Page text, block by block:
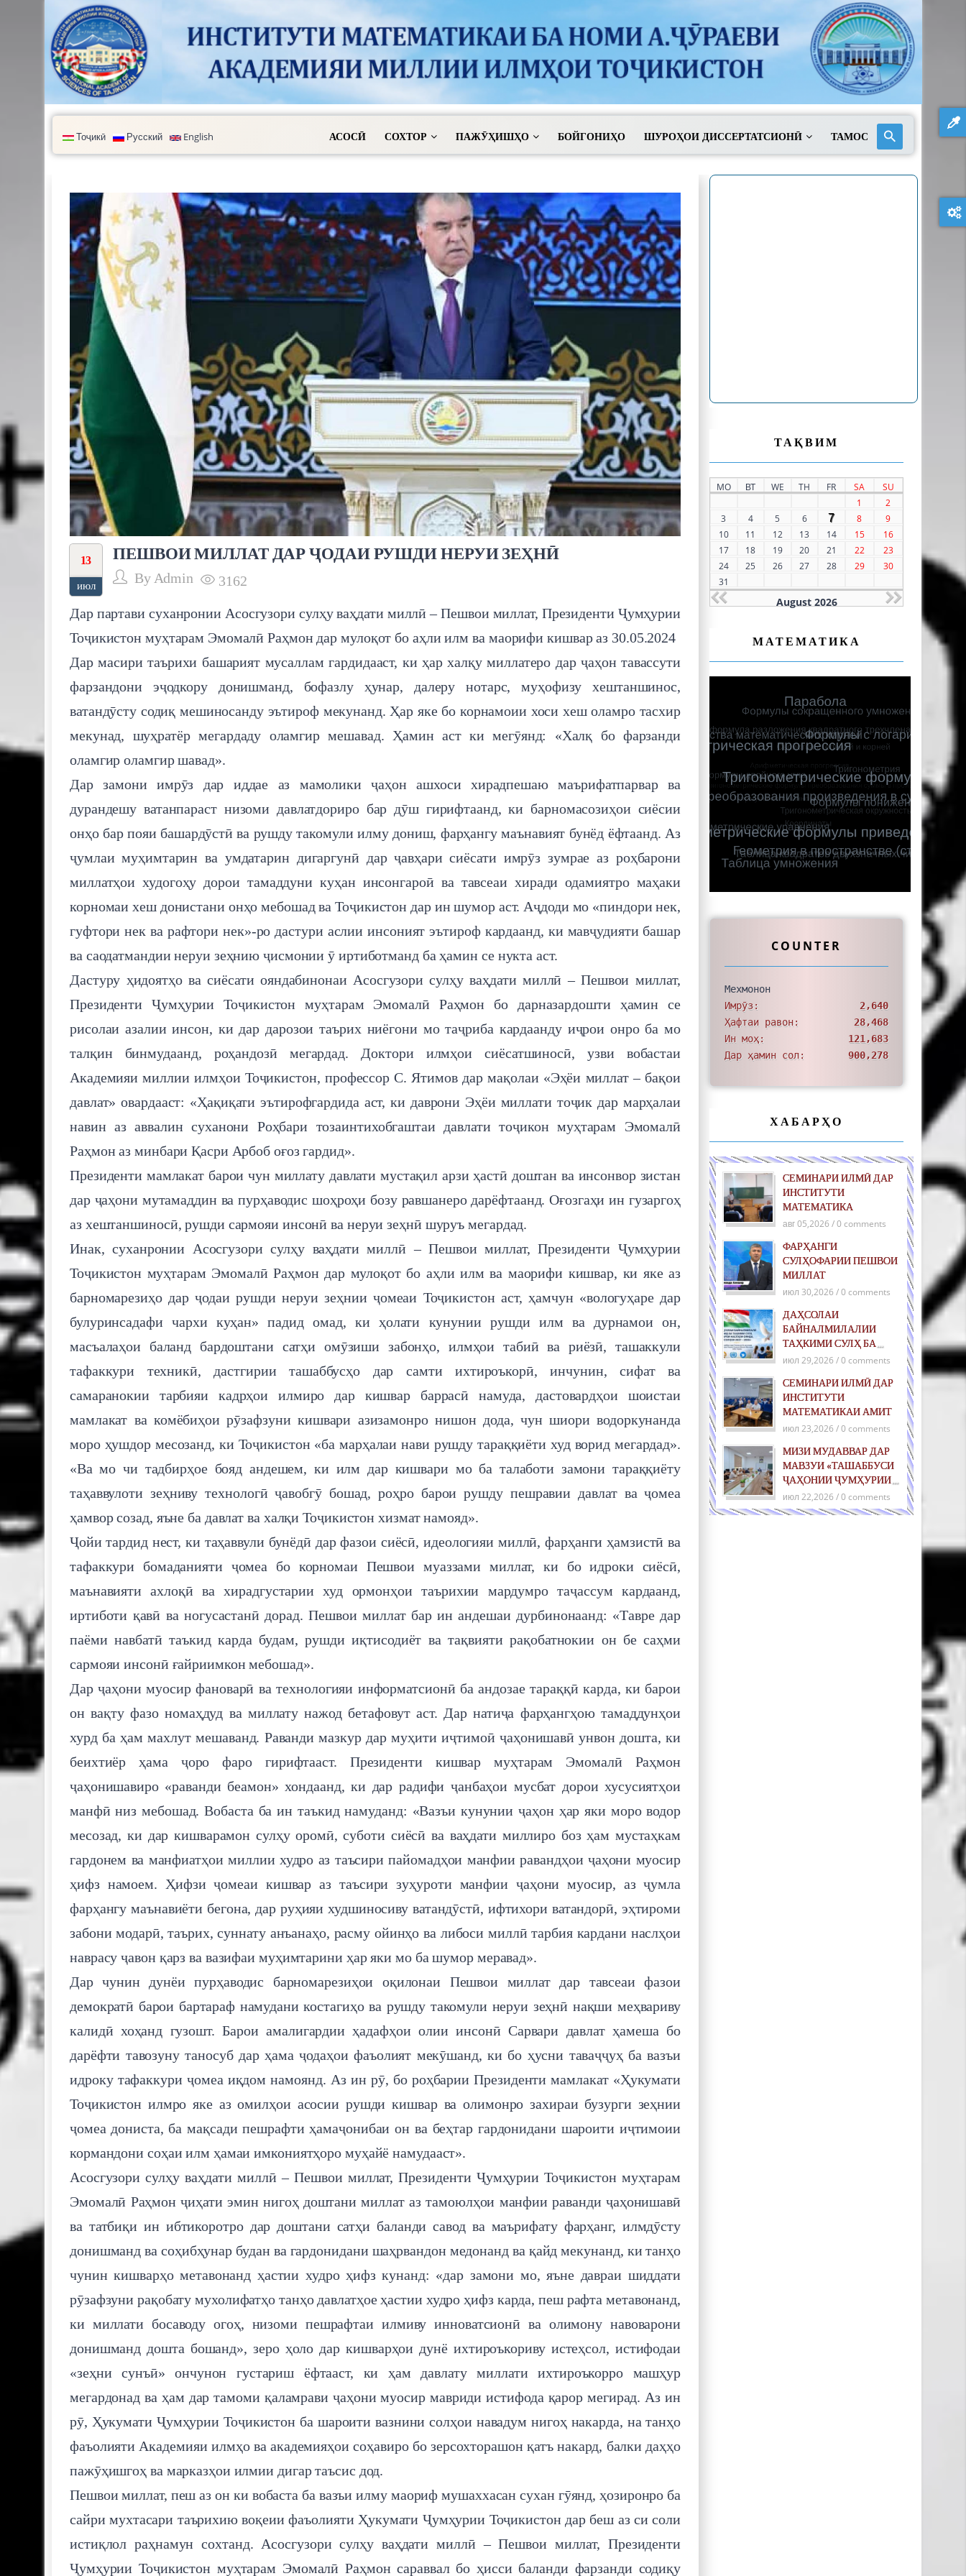
Перейти к основному содержанию
АСОСӢ СОХТОР ПАЖӮҲИШҲО БОЙГОНИҲО ШУРОҲОИ ДИССЕРТАТСИОНӢ ТАМОС
Тоҷикӣ Русский English
13
июл
ПЕШВОИ МИЛЛАТ ДАР ҶОДАИ РУШДИ НЕРУИ ЗЕҲНӢ
By Admin 3162
Дар партави суханронии Асосгузори сулҳу ваҳдати миллӣ – Пешвои миллат, Президенти Ҷумҳурии
Тоҷикистон муҳтарам Эмомалӣ Раҳмон дар мулоқот бо аҳли илм ва маорифи кишвар аз 30.05.2024
Дар масири таърихи башарият мусаллам гардидааст, ки ҳар халқу миллатеро дар ҷаҳон тавассути
фарзандони эҷодкору донишманд, бофазлу ҳунар, далеру нотарс, муҳофизу хештаншинос,
ватандӯсту содиқ мешиносанду эътироф мекунанд. Ҳар яке бо корнамоии хоси хеш оламро тасхир
мекунад, шуҳратёр мегардаду оламгир мешавад. Ҳамин аст ки мегӯянд: «Халқ бо фарзанди
оламгир оламгир шавад».
Дар замони имрӯз дар иддае аз мамолики ҷаҳон ашхоси хирадпешаю маърифатпарвар ва
дурандешу ватанпараст низоми давлатдориро бар дӯш гирифтаанд, ки барномасозиҳои сиёсии
онҳо бар пояи башардӯстӣ ва рушду такомули илму дониш, фарҳангу маънавият бунёд ёфтаанд. Аз
ҷумлаи муҳимтарин ва умдатарин дигаргунӣ дар ҷавҳари сиёсати имрӯз зумрае аз роҳбарони
миллатҳои худогоҳу дорои тамаддуни куҳан инсонгароӣ ва тавсеаи хиради одамиятро маҳаки
корномаи хеш донистани онҳо мебошад ва Тоҷикистон дар ин шумор аст. Аҷдоди мо «пиндори нек,
гуфтори нек ва рафтори нек»-ро дастури аслии инсоният эътироф кардаанд, ки мавҷудияти башар
ва саодатмандии неруи зеҳнию ҷисмонии ӯ иртиботманд ба ҳамин се нукта аст.
Дастуру ҳидоятҳо ва сиёсати ояндабинонаи Асосгузори сулҳу ваҳдати миллӣ – Пешвои миллат,
Президенти Ҷумҳурии Тоҷикистон муҳтарам Эмомалӣ Раҳмон бо дарназардошти ҳамин се
рисолаи азалии инсон, ки дар дарозои таърих ниёгони мо таҷриба кардаанду иҷрои онро ба мо
талқин бинмудаанд, роҳандозӣ мегардад. Доктори илмҳои сиёсатшиносӣ, узви вобастаи
Академияи миллии илмҳои Тоҷикистон, профессор С. Ятимов дар мақолаи «Эҳёи миллат – бақои
давлат» овардааст: «Ҳақиқати эътирофгардида аст, ки даврони Эҳёи миллати тоҷик дар марҳалаи
навин аз аввалин суханони Роҳбари тозаинтихобгаштаи давлати тоҷикон муҳтарам Эмомалӣ
Раҳмон аз минбари Қасри Арбоб оғоз гардид».
Президенти мамлакат барои чун миллату давлати мустақил арзи ҳастӣ доштан ва инсонвор зистан
дар ҷаҳони мутамаддин ва пурҳаводис шоҳроҳи бозу равшанеро дарёфтаанд. Оғозгаҳи ин гузаргоҳ
аз хештаншиносӣ, рушди сармояи инсонӣ ва неруи зеҳнӣ шуруъ мегардад.
Инак, суханронии Асосгузори сулҳу ваҳдати миллӣ – Пешвои миллат, Президенти Ҷумҳурии
Тоҷикистон муҳтарам Эмомалӣ Раҳмон дар мулоқот бо аҳли илм ва маорифи кишвар, ки яке аз
барномарезиҳо дар ҷодаи рушди неруи зеҳнии ҷомеаи Тоҷикистон аст, ҳамчун «вологуҳаре дар
булуринсадафи чархи куҳан» падид омад, ки ҳолати кунунии рушди илм ва дурнамои он,
масъалаҳои баланд бардоштани сатҳи омӯзиши забонҳо, илмҳои табиӣ ва риёзӣ, ташаккули
тафаккури техникӣ, дастгирии ташаббусҳо дар самти ихтироъкорӣ, инчунин, сифат ва
самаранокии тарбияи кадрҳои илмиро дар кишвар баррасӣ намуда, дастовардҳои шоистаи
мамлакат ва комёбиҳои рӯзафзуни кишвари азизамонро нишон дода, чун шиори водоркунанда
моро ҳушдор месозанд, ки Тоҷикистон «ба марҳалаи нави рушду тараққиёти худ ворид мегардад».
«Ва мо чи тадбирҳое бояд андешем, ки илм дар кишвари мо ба талаботи замони тараққиёту
таҳаввулоти зеҳниву технологӣ ҷавобгӯ бошад, роҳро барои рушду пешравии давлат ва ҷомеа
ҳамвор созад, яъне ба давлат ва халқи Тоҷикистон хизмат намояд».
Ҷойи тардид нест, ки таҳаввули бунёдӣ дар фазои сиёсӣ, идеологияи миллӣ, фарҳанги ҳамзистӣ ва
тафаккури бомаданияти ҷомеа бо корномаи Пешвои муаззами миллат, ки бо идроки сиёсӣ,
маънавияти ахлоқӣ ва хирадгустарии худ ормонҳои таърихии мардумро таҷассум кардаанд,
иртиботи қавӣ ва ногусастанӣ дорад. Пешвои миллат бар ин андешаи дурбинонаанд: «Тавре дар
паёми навбатӣ таъкид карда будам, рушди иқтисодиёт ва тақвияти рақобатнокии он бе саҳми
сармояи инсонӣ ғайриимкон мебошад».
Дар ҷаҳони муосир фановарӣ ва технологияи информатсионӣ ба андозае тараққӣ карда, ки барои
он вақту фазо номаҳдуд ва миллату нажод бетафовут аст. Дар натиҷа фарҳангҳою тамаддунҳои
хурд ба ҳам махлут мешаванд. Раванди мазкур дар муҳити иҷтимоӣ ҷаҳонишавӣ унвон дошта, ки
беихтиёр ҳама ҷоро фаро гирифтааст. Президенти кишвар муҳтарам Эмомалӣ Раҳмон
ҷаҳонишавиро «раванди беамон» хондаанд, ки дар радифи ҷанбаҳои мусбат дорои хусусиятҳои
манфӣ низ мебошад. Вобаста ба ин таъкид намуданд: «Вазъи кунунии ҷаҳон ҳар яки моро водор
месозад, ки дар кишварамон сулҳу оромӣ, суботи сиёсӣ ва ваҳдати миллиро боз ҳам мустаҳкам
гардонем ва манфиатҳои миллии худро аз таъсири пайомадҳои манфии равандҳои ҷаҳони муосир
ҳифз намоем. Ҳифзи ҷомеаи кишвар аз таъсири зуҳуроти манфии ҷаҳони муосир, аз ҷумла
фарҳангу маънавиёти бегона, дар руҳияи худшиносиву ватандӯстӣ, ифтихори ватандорӣ, эҳтироми
забони модарӣ, таърих, суннату анъанаҳо, расму ойинҳо ва либоси миллӣ тарбия кардани наслҳои
наврасу ҷавон қарз ва вазифаи муҳимтарини ҳар яки мо ба шумор меравад».
Дар чунин дунёи пурҳаводис барномарезиҳои оқилонаи Пешвои миллат дар тавсеаи фазои
демократӣ барои бартараф намудани костагиҳо ва рушду такомули неруи зеҳнӣ нақши меҳвариву
калидӣ хоҳанд гузошт. Барои амалигардии ҳадафҳои олии инсонӣ Сарвари давлат ҳамеша бо
дарёфти тавозуну таносуб дар ҳама ҷодаҳои фаъолият мекӯшанд, ки бо ҳусни таваҷҷуҳ ба вазъи
идроку тафаккури ҷомеа иқдом намоянд. Аз ин рӯ, бо роҳбарии Президенти мамлакат «Ҳукумати
Тоҷикистон илмро яке аз омилҳои асосии рушди кишвар ва олимонро захираи бузурги зеҳнии
ҷомеа дониста, ба мақсади пешрафти ҳамаҷонибаи он ва беҳтар гардонидани шароити иҷтимоии
кормандони соҳаи илм ҳамаи имкониятҳоро муҳайё намудааст».
Асосгузори сулҳу ваҳдати миллӣ – Пешвои миллат, Президенти Ҷумҳурии Тоҷикистон муҳтарам
Эмомалӣ Раҳмон ҷиҳати эмин нигоҳ доштани миллат аз тамоюлҳои манфии раванди ҷаҳонишавӣ
ва татбиқи ин ибтикоротро дар доштани сатҳи баланди савод ва маърифату фарҳанг, илмдӯсту
донишманд ва соҳибҳунар будан ва гардонидани шаҳрвандон медонанд ва қайд мекунанд, ки танҳо
чунин кишварҳо метавонанд ҳастии худро ҳифз кунанд: «дар замони мо, яъне давраи шиддати
рӯзафзуни рақобату мухолифатҳо танҳо давлатҳое ҳастии худро ҳифз карда, пеш рафта метавонанд,
ки миллати босаводу огоҳ, низоми пешрафтаи илмиву инноватсионӣ ва олимону навоварони
донишманд дошта бошанд», зеро ҳоло дар кишварҳои дунё ихтироъкориву истеҳсол, истифодаи
«зеҳни сунъӣ» ончунон густариш ёфтааст, ки ҳам давлату миллати ихтироъкорро машҳур
мегардонад ва ҳам дар тамоми қаламрави ҷаҳони муосир мавриди истифода қарор мегирад. Аз ин
рӯ, Ҳукумати Ҷумҳурии Тоҷикистон ба шароити вазнини солҳои навадум нигоҳ накарда, на танҳо
фаъолияти Академияи илмҳо ва академияҳои соҳавиро бо зерсохторашон қатъ накард, балки даҳҳо
пажӯҳишгоҳ ва марказҳои илмии дигар таъсис дод.
Пешвои миллат, пеш аз он ки вобаста ба вазъи илму маориф мушаххасан сухан гӯянд, ҳозиронро ба
сайри мухтасари таърихию воқеии фаъолияти Ҳукумати Ҷумҳурии Тоҷикистон дар беш аз си соли
истиқлол раҳнамун сохтанд. Асосгузори сулҳу ваҳдати миллӣ – Пешвои миллат, Президенти
Ҷумҳурии Тоҷикистон муҳтарам Эмомалӣ Раҳмон сараввал бо ҳисси баланди фарзанди содиқу
ТАҚВИМ
MO ВТ WE TH FR SA
SU
1
2
3
4 5 6 7 8
9
10
11 12 13 14 15
16
17
18 19 20 21 22
23
24
25 26 27 28 29
30
31
August 2026
МАТЕМАТИКА
COUNTER
Мехмонон
Имрӯз:
2,640
Ҳафтаи равон:
28,468
Ин моҳ:
121,683
Дар ҳамин сол:
900,278
ХАБАРҲО
СЕМИНАРИ ИЛМӢ ДАР
ИНСТИТУТИ
МАТЕМАТИКА
авг 05,2026 / 0 comments
ФАРҲАНГИ
СУЛҲОФАРИИ ПЕШВОИ
МИЛЛАТ
июл 30,2026 / 0 comments
ДАҲСОЛАИ
БАЙНАЛМИЛАЛИИ
ТАҲКИМИ СУЛҲ БА
ХОТИРИ НАСЛҲОИ
ҶАҲОНИИ ҶУМҲУРИИ
ТОҶИКИСТОН ДАР
РОҲИ ТАҲКИМИ СУЛҲИ
ПОЙДОР ВА РУШДИ
июл 29,2026 / 0 comments
СЕМИНАРИ ИЛМӢ ДАР
ИНСТИТУТИ
МАТЕМАТИКАИ АМИТ
июл 23,2026 / 0 comments
МИЗИ МУДАВВАР ДАР
МАВЗУИ «ТАШАББУСИ
ҶАҲОНИИ ҶУМҲУРИИ
ТОҶИКИСТОН ДАР
САМТИ ТАҲКИМИ СУЛҲ
июл 22,2026 / 0 comments